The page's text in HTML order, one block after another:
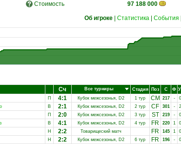
Стоимость
97 188 000
Об игроке Статистика События
Сч Все турниры Стадия Поз С Ф
П 4:1 Кубок межсезонья, D2 1 тур CM 217 -
В 2:1 Кубок межсезонья, D2 2 тур CF 301 -
П 2:0 Кубок межсезонья, D2 3 тур ST 219 -
В 4:1 Кубок межсезонья, D2 4 тур FR 220 1
Н 2:2 Товарищеский матч FR 145 1
Н 2:2 Кубок межсезонья, D2 6 тур FR 196 -